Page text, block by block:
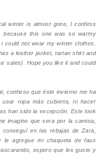
winter is almost gone, I confess
because this one was so warmy
not wear my winter clothes.
a leather jacket, tartan shirt and
sales). Hope you like it and could
confieso que éste invierno me ha
ropa más cubierta, ni hacer
han sido la excepción. Este look
imagino que sera por la camisa,
en las rebajas de Zara,
le agregue mi chaqueta de faux
espero que les guste y